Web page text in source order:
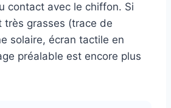
contact avec le chiffon. Si
très grasses (trace de
solaire, écran tactile en
préalable est encore plus